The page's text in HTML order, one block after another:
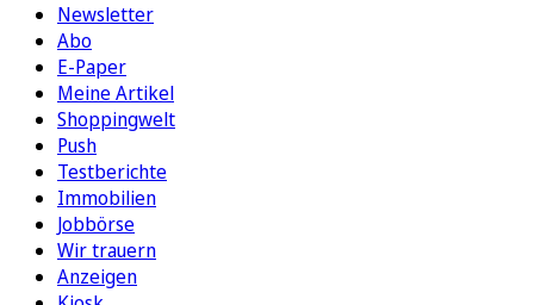
Newsletter
Abo
E-Paper
Meine Artikel
Shoppingwelt
Push
Testberichte
Immobilien
Jobbörse
Wir trauern
Anzeigen